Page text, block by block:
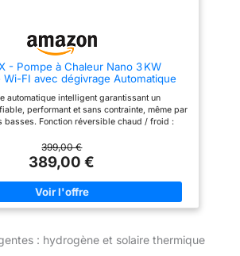
- Pompe à Chaleur Nano 3 KW
FI avec dégivrage Automatique
enterrée, Bois. Silencieuse et
réversible.
automatique intelligent garantissant un
performant et sans contrainte, même par
basses. Fonction réversible chaud / froid :
la rafraîchir en été, améliorant le confort de
le liner lors des fortes chaleurs. Pompe
Wi-Fi : connectivité Wi-Fi 2,4 GHz intégrée
les modes et le fonctionnement à
Poolex, directement depuis votre
et compacte : format ultra compact
résidentiel. Performances élevées et
399,00 €
389,00 €
: hydrogène et solaire thermique